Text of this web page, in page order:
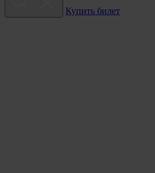
Купить билет